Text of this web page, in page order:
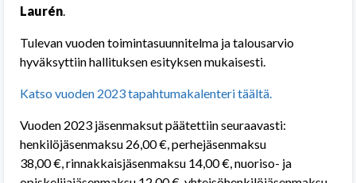
Laurén.
Tulevan vuoden toimintasuunnitelma ja talousarvio
hyväksyttiin hallituksen esityksen mukaisesti.
Katso vuoden 2023 tapahtumakalenteri täältä.
Vuoden 2023 jäsenmaksut päätettiin seuraavasti:
henkilöjäsenmaksu 26,00 €, perhejäsenmaksu
38,00 €, rinnakkaisjäsenmaksu 14,00 €, nuoriso- ja